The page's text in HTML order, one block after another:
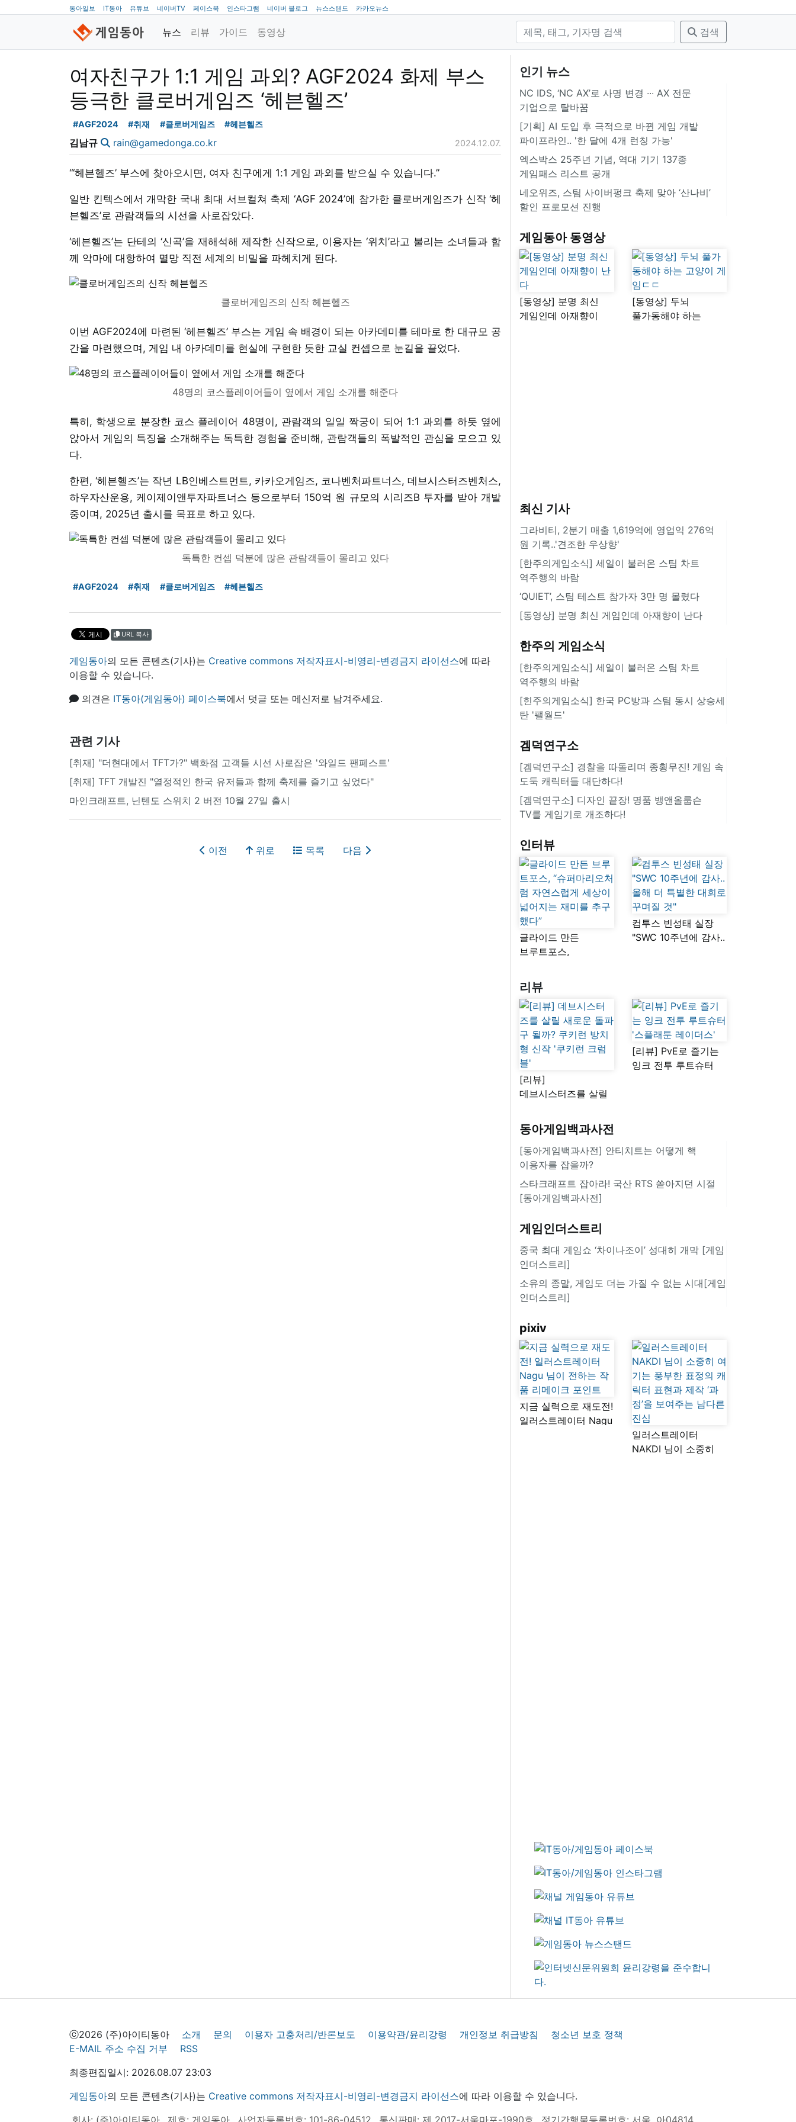
동아일보 IT동아 유튜브 네이버TV 페이스북 인스타그램 네이버 블로그 뉴스스탠드 카카오뉴스
뉴스 리뷰 가이드 동영상 검색
여자친구가 1:1 게임 과외? AGF2024 화제 부스
등극한 클로버게임즈 ‘헤븐헬즈’
#AGF2024 #취재 #클로버게임즈 #헤븐헬즈
김남규 rain@gamedonga.co.kr 2024.12.07.
“‘헤븐헬즈’ 부스에 찾아오시면, 여자 친구에게 1:1 게임 과외를 받으실 수 있습니다.”
일반 킨텍스에서 개막한 국내 최대 서브컬쳐 축제 ‘AGF 2024’에 참가한 클로버게임즈가 신작 ‘헤
븐헬즈’로 관람객들의 시선을 사로잡았다.
‘헤븐헬즈’는 단테의 ‘신곡’을 재해석해 제작한 신작으로, 이용자는 ‘위치’라고 불리는 소녀들과 함
께 악마에 대항하여 멸망 직전 세계의 비밀을 파헤치게 된다.
클로버게임즈의 신작 헤븐헬즈
이번 AGF2024에 마련된 ‘헤븐헬즈’ 부스는 게임 속 배경이 되는 아카데미를 테마로 한 대규모 공
간을 마련했으며, 게임 내 아카데미를 현실에 구현한 듯한 교실 컨셉으로 눈길을 끌었다.
48명의 코스플레이어들이 옆에서 게임 소개를 해준다
특히, 학생으로 분장한 코스 플레이어 48명이, 관람객의 일일 짝궁이 되어 1:1 과외를 하듯 옆에
앉아서 게임의 특징을 소개해주는 독특한 경험을 준비해, 관람객들의 폭발적인 관심을 모으고 있
다.
한편, ‘헤븐헬즈’는 작년 LB인베스트먼트, 카카오게임즈, 코나벤처파트너스, 데브시스터즈벤처스,
하우자산운용, 케이제이앤투자파트너스 등으로부터 150억 원 규모의 시리즈B 투자를 받아 개발
중이며, 2025년 출시를 목표로 하고 있다.
독특한 컨셉 덕분에 많은 관람객들이 몰리고 있다
#AGF2024 #취재 #클로버게임즈 #헤븐헬즈
URL 복사
게임동아의 모든 콘텐츠(기사)는 Creative commons 저작자표시-비영리-변경금지 라이선스에 따라
이용할 수 있습니다.
의견은 IT동아(게임동아) 페이스북에서 덧글 또는 메신저로 남겨주세요.
관련 기사
[취재] "더현대에서 TFT가?" 백화점 고객들 시선 사로잡은 '와일드 팬페스트'
[취재] TFT 개발진 "열정적인 한국 유저들과 함께 축제를 즐기고 싶었다"
마인크래프트, 닌텐도 스위치 2 버전 10월 27일 출시
이전 위로 목록 다음
인기 뉴스
NC IDS, ‘NC AX’로 사명 변경 ∙∙∙ AX 전문
기업으로 탈바꿈
[기획] AI 도입 후 극적으로 바뀐 게임 개발
파이프라인.. '한 달에 4개 런칭 가능'
엑스박스 25주년 기념, 역대 기기 137종
게임패스 리스트 공개
네오위즈, 스팀 사이버펑크 축제 맞아 ‘산나비’
할인 프로모션 진행
게임동아 동영상
[동영상] 분명 최신
게임인데 아재향이
[동영상] 두뇌
풀가동해야 하는
최신 기사
그라비티, 2분기 매출 1,619억에 영업익 276억
원 기록..'견조한 우상향'
[한주의게임소식] 세일이 불러온 스팀 차트
역주행의 바람
‘QUIET’, 스팀 테스트 참가자 3만 명 몰렸다
[동영상] 분명 최신 게임인데 아재향이 난다
한주의 게임소식
[한주의게임소식] 세일이 불러온 스팀 차트
역주행의 바람
[힌주의게임소식] 한국 PC방과 스팀 동시 상승세
탄 '팰월드'
겜덕연구소
[겜덕연구소] 경찰을 따돌리며 종횡무진! 게임 속
도둑 캐릭터들 대단하다!
[겜덕연구소] 디자인 끝장! 명품 뱅앤올룹슨
TV를 게임기로 개조하다!
인터뷰
글라이드 만든
브루트포스,
자연스럽게 세상이
넓어지는 재미를
추구했다”
컴투스 빈성태 실장
"SWC 10주년에 감사..
리뷰
[리뷰]
데브시스터즈를 살릴
쿠키런 방치형 신작
'쿠키런 크럼블'
[리뷰] PvE로 즐기는
잉크 전투 루트슈터
동아게임백과사전
[동아게임백과사전] 안티치트는 어떻게 핵
이용자를 잡을까?
스타크래프트 잡아라! 국산 RTS 쏟아지던 시절
[동아게임백과사전]
게임인더스트리
중국 최대 게임쇼 ‘차이나조이’ 성대히 개막 [게임
인더스트리]
소유의 종말, 게임도 더는 가질 수 없는 시대[게임
인더스트리]
pixiv
지금 실력으로 재도전!
일러스트레이터 Nagu
일러스트레이터
NAKDI 님이 소중히
ⓒ2026 (주)아이티동아 소개 문의 이용자 고충처리/반론보도 이용약관/윤리강령 개인정보 취급방침
청소년 보호 정책
E-MAIL 주소 수집 거부
RSS
최종편집일시: 2026.08.07 23:03
게임동아의 모든 콘텐츠(기사)는 Creative commons 저작자표시-비영리-변경금지 라이선스에 따라 이용할 수 있습니다.
회사: (주)아이티동아
제호: 게임동아 사업자등록번호: 101-86-04512 통신판매: 제 2017-서울마포-1990호 정기간행물등록번호: 서울, 아04814